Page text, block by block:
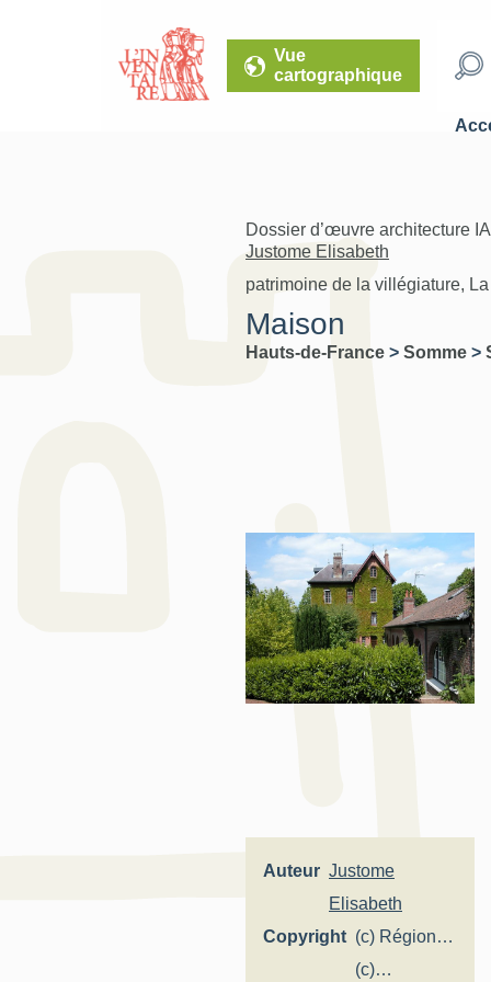
Vue
cartographique
Dossier d’œuvre architecture
Justome Elisabeth
patrimoine de la villégiature,
Maison
Hauts-de-France > Somme >
Auteur Justome
Elisabeth
Copyright (c) Région
Hauts-de-
(c)